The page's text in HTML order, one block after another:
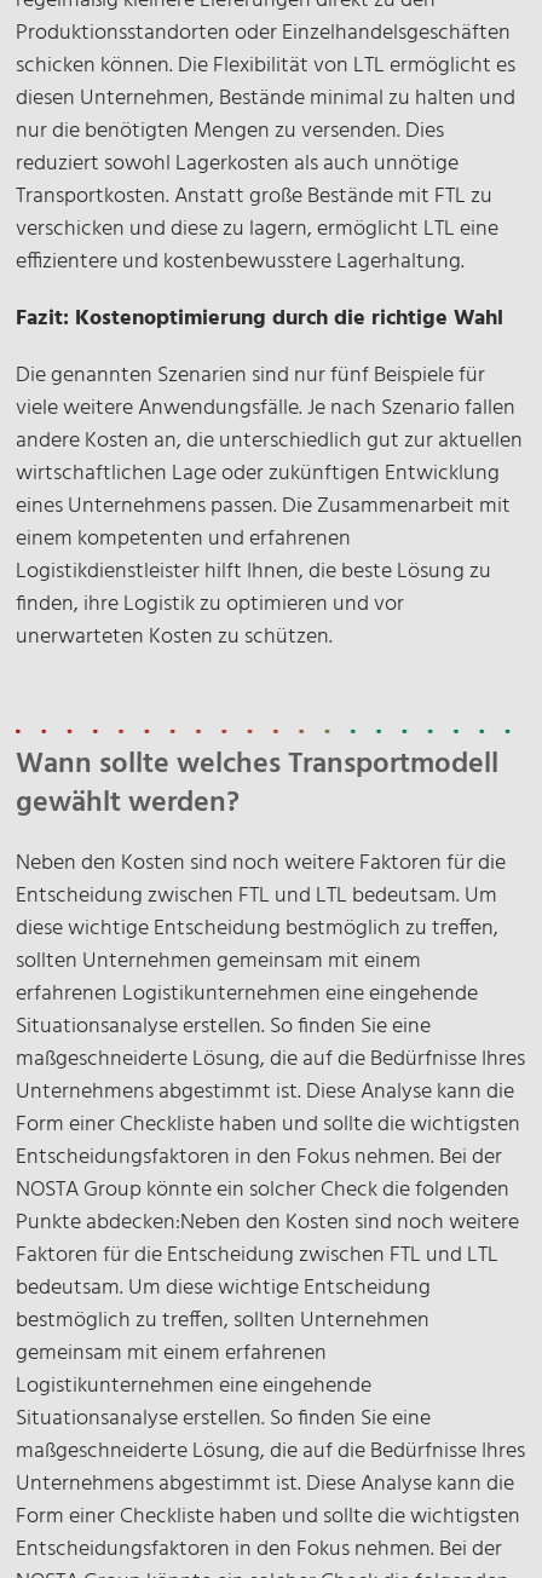
Produktionsstandorten oder Einzelhandelsgeschäften
schicken können. Die Flexibilität von LTL ermöglicht es
diesen Unternehmen, Bestände minimal zu halten und
nur die benötigten Mengen zu versenden. Dies
reduziert sowohl Lagerkosten als auch unnötige
Transportkosten. Anstatt große Bestände mit FTL zu
verschicken und diese zu lagern, ermöglicht LTL eine
effizientere und kostenbewusstere Lagerhaltung.
Fazit: Kostenoptimierung durch die richtige Wahl
Die genannten Szenarien sind nur fünf Beispiele für
viele weitere Anwendungsfälle. Je nach Szenario fallen
andere Kosten an, die unterschiedlich gut zur aktuellen
wirtschaftlichen Lage oder zukünftigen Entwicklung
eines Unternehmens passen. Die Zusammenarbeit mit
einem kompetenten und erfahrenen
Logistikdienstleister hilft Ihnen, die beste Lösung zu
finden, ihre Logistik zu optimieren und vor
unerwarteten Kosten zu schützen.
Wann sollte welches Transportmodell
gewählt werden?
Neben den Kosten sind noch weitere Faktoren für die
Entscheidung zwischen FTL und LTL bedeutsam. Um
diese wichtige Entscheidung bestmöglich zu treffen,
sollten Unternehmen gemeinsam mit einem
erfahrenen Logistikunternehmen eine eingehende
Situationsanalyse erstellen. So finden Sie eine
maßgeschneiderte Lösung, die auf die Bedürfnisse Ihres
Unternehmens abgestimmt ist. Diese Analyse kann die
Form einer Checkliste haben und sollte die wichtigsten
Entscheidungsfaktoren in den Fokus nehmen. Bei der
NOSTA Group könnte ein solcher Check die folgenden
Punkte abdecken:Neben den Kosten sind noch weitere
Faktoren für die Entscheidung zwischen FTL und LTL
bedeutsam. Um diese wichtige Entscheidung
bestmöglich zu treffen, sollten Unternehmen
gemeinsam mit einem erfahrenen
Logistikunternehmen eine eingehende
Situationsanalyse erstellen. So finden Sie eine
maßgeschneiderte Lösung, die auf die Bedürfnisse Ihres
Unternehmens abgestimmt ist. Diese Analyse kann die
Form einer Checkliste haben und sollte die wichtigsten
Entscheidungsfaktoren in den Fokus nehmen. Bei der